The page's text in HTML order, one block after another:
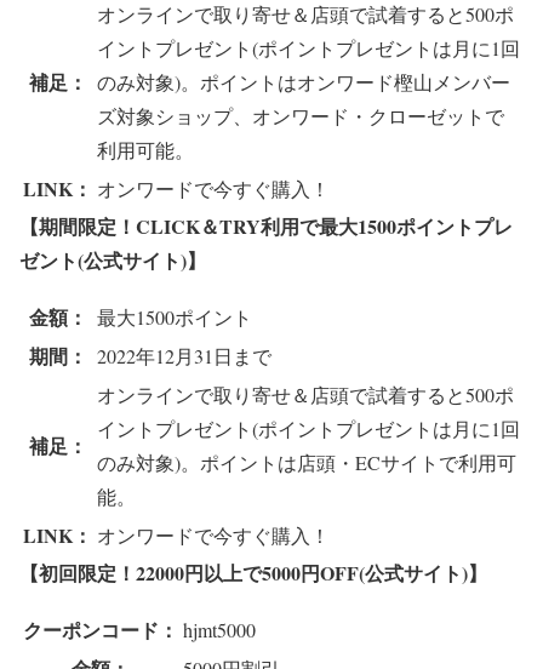
補足：
オンラインで取り寄せ＆店頭で試着すると500ポ
イントプレゼント(ポイントプレゼントは月に1回
のみ対象)。ポイントはオンワード樫山メンバー
ズ対象ショップ、オンワード・クローゼットで
利用可能。
LINK： オンワードで今すぐ購入！
【期間限定！CLICK＆TRY利用で最大1500ポイントプレ
ゼント(公式サイト)】
金額： 最大1500ポイント
期間： 2022年12月31日まで
補足：
オンラインで取り寄せ＆店頭で試着すると500ポ
イントプレゼント(ポイントプレゼントは月に1回
のみ対象)。ポイントは店頭・ECサイトで利用可
能。
LINK： オンワードで今すぐ購入！
【初回限定！22000円以上で5000円OFF(公式サイト)】
クーポンコード： hjmt5000